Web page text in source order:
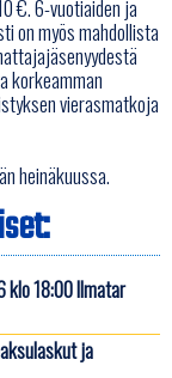
€. 6-vuotiaiden ja
on myös mahdollista
korkeamman
vierasmatkoja
heinäkuussa.
klo 18:00 Ilmatar
ja